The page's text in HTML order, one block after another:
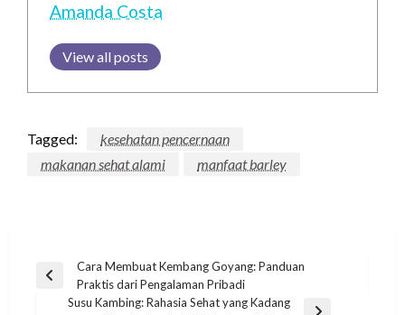
Amanda Costa
View all posts
Tagged:
kesehatan pencernaan
makanan sehat alami
manfaat barley
Post
navigation
Previous
Cara Membuat Kembang Goyang: Panduan
Praktis dari Pengalaman Pribadi
Susu Kambing: Rahasia Sehat yang Kadang